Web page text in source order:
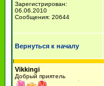
Зарегистрирован:
06.06.2010
Сообщения: 20644
Вернуться к началу
Vikkingi
Добрый приятель